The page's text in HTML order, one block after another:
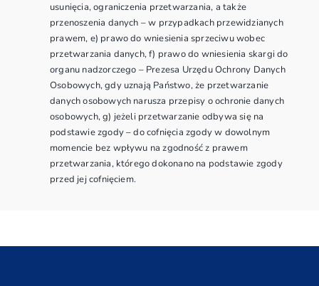
usunięcia, ograniczenia przetwarzania, a także
przenoszenia danych – w przypadkach przewidzianych
prawem, e) prawo do wniesienia sprzeciwu wobec
przetwarzania danych, f) prawo do wniesienia skargi do
organu nadzorczego – Prezesa Urzędu Ochrony Danych
Osobowych, gdy uznają Państwo, że przetwarzanie
danych osobowych narusza przepisy o ochronie danych
osobowych, g) jeżeli przetwarzanie odbywa się na
podstawie zgody – do cofnięcia zgody w dowolnym
momencie bez wpływu na zgodność z prawem
przetwarzania, którego dokonano na podstawie zgody
przed jej cofnięciem.